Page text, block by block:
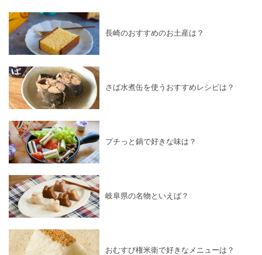
長崎のおすすめのお土産は？
さば水煮缶を使うおすすめレシピは？
プチっと鍋で好きな味は？
岐阜県の名物といえば？
おむすび権米衛で好きなメニューは？